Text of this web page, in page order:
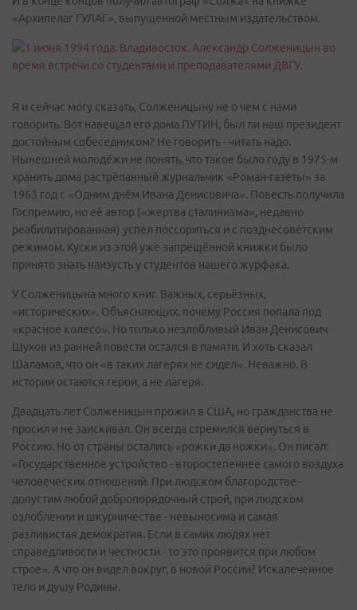
«Архипелаг ГУЛАГ», выпущенной местным издательством.
Я и сейчас могу сказать, Солженицыну не о чем с нами
говорить. Вот навещал его дома ПУТИН, был ли наш президент
достойным собеседником? Не говорить - читать надо.
Нынешней молодёжи не понять, что такое было году в 1975-м
хранить дома растрёпанный журнальчик «Роман-газеты» за
1963 год с «Одним днём Ивана Денисовича». Повесть получила
Госпремию, но её автор («жертва сталинизма», недавно
реабилитированная) успел поссориться и с позднесоветским
режимом. Куски из этой уже запрещённой книжки было
принято знать наизусть у студентов нашего журфака.
У Солженицына много книг. Важных, серьёзных,
«исторических». Объясняющих, почему Россия попала под
«красное колесо». Но только незлобливый Иван Денисович
Шухов из ранней повести остался в памяти. И хоть сказал
Шаламов, что он «в таких лагерях не сидел». Неважно. В
истории остаются герои, а не лагеря.
Двадцать лет Солженицын прожил в США, но гражданства не
просил и не заискивал. Он всегда стремился вернуться в
Россию. Но от страны остались «рожки да ножки». Он писал:
«Государственное устройство - второстепеннее самого воздуха
человеческих отношений. При людском благородстве -
допустим любой добропорядочный строй, при людском
озлоблении и шкурничестве - невыносима и самая
разливистая демократия. Если в самих людях нет
справедливости и честности - то это проявится при любом
строе». А что он видел вокруг, в новой России? Искалеченное
тело и душу Родины.